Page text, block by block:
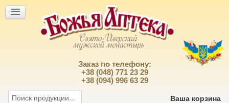
Заказ по телефону:
+38 (048) 771 23 29
+38 (094) 996 63 29
Ваша корзина